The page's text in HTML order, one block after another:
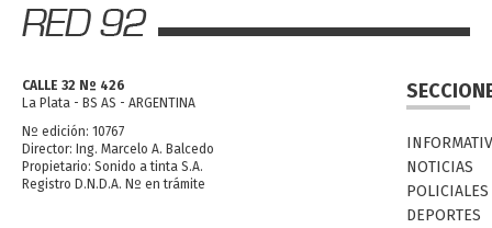
CALLE 32 Nº 426
La Plata - BS AS - ARGENTINA
Nº edición: 10767
Director: Ing. Marcelo A. Balcedo
Propietario: Sonido a tinta S.A.
Registro D.N.D.A. Nº en trámite
NOTICIAS
POLICIALES
DEPORTES